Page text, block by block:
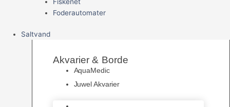
Foderautomater
Saltvand
Akvarier & Borde
AquaMedic
Juwel Akvarier